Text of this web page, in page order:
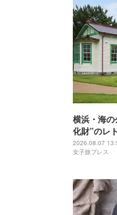
横浜・海
化財”のレ
間
2026.08.07
女子旅プレス